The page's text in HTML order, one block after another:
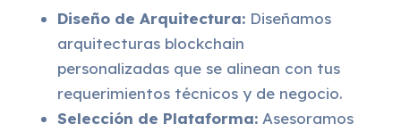
Diseño de Arquitectura: Diseñamos
arquitecturas blockchain
personalizadas que se alinean con tus
requerimientos técnicos y de negocio.
Selección de Plataforma: Asesoramos